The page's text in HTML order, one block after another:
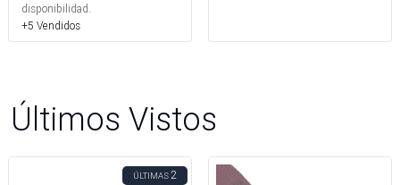
disponibilidad.
+5 Vendidos
Últimos Vistos
ÚLTIMAS2